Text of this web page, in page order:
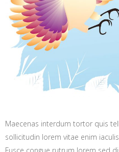
Maecenas interdum tortor quis
sollicitudin lorem vitae enim